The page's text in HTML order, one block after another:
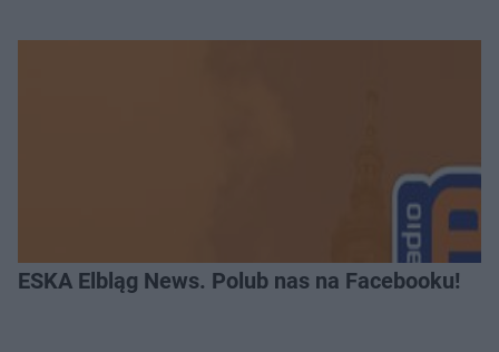
ESKA Elbląg News. Polub nas na Facebooku!